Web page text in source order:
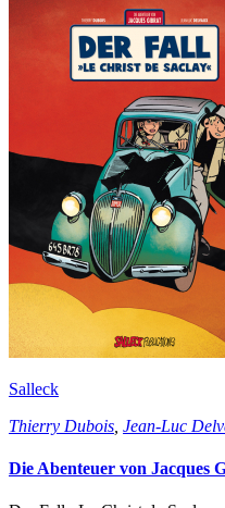
Salleck
Thierry Dubois Jean-Luc
Die Abenteuer von Jacques